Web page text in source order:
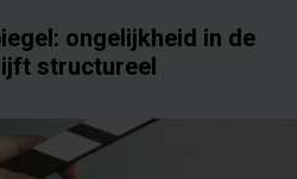
ongelijkheid in de
structureel